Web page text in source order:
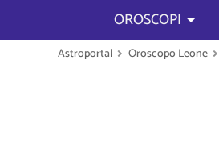
OROSCOPI
Astroportal Oroscopo Leone